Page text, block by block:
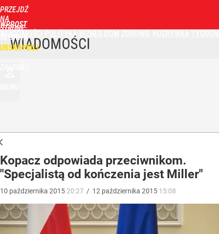
PRZEJDŹ
NA
STRONĘ
GŁÓWNĄ
WPROST
POLITYKA
WIADOMOŚCI
Kopacz odpowiada przeciwnikom.
"Specjalistą od kończenia jest Miller"
10 października 2015 20:27 / 12 października 2015 15:08